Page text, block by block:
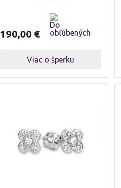
190,00 €
Viac o šperku